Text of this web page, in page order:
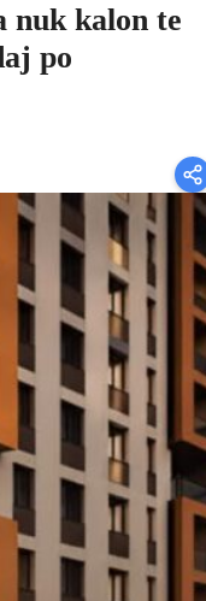
nuk kalon te
po